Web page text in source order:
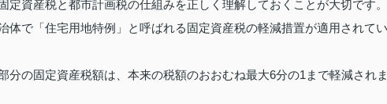
定資産税と都市計画税の仕組みを正しく理解しておくことが大切です。
体で「住宅用地特例」と呼ばれる固定資産税の軽減措置が適用されてい
分の固定資産税額は、本来の税額のおおむね最大6分の1まで軽減され